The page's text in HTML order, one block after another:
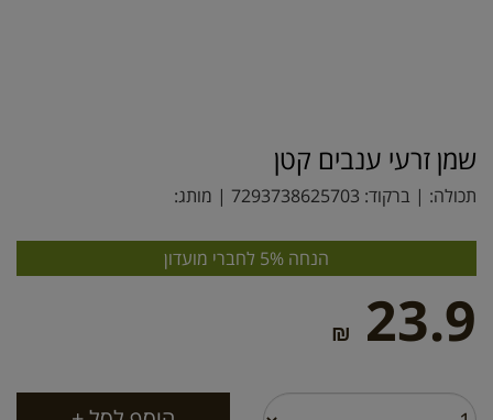
שמן זרעי ענבים קטן
תכולה: | ברקוד: 7293738625703 | מותג:
הנחה 5% לחברי מועדון
23.9
₪